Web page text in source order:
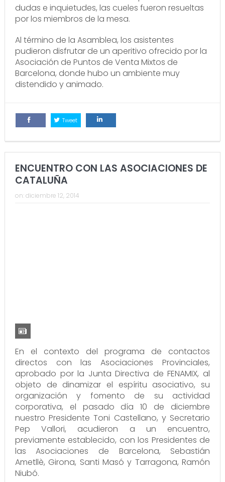
dudas e inquietudes, las cueles fueron resueltas
por los miembros de la mesa.
Al término de la Asamblea, los asistentes
pudieron disfrutar de un aperitivo ofrecido por la
Asociación de Puntos de Venta Mixtos de
Barcelona, donde hubo un ambiente muy
distendido y animado.
Tweet
ENCUENTRO CON LAS ASOCIACIONES DE
CATALUÑA
on: diciembre 12, 2014
En el contexto del programa de contactos
directos con las Asociaciones Provinciales,
aprobado por la Junta Directiva de FENAMIX, al
objeto de dinamizar el espíritu asociativo, su
organización y fomento de su actividad
corporativa, el pasado día 10 de diciembre
nuestro Presidente Toni Castellano, y Secretario
Pep Vallori, acudieron a un encuentro,
previamente establecido, con los Presidentes de
las Asociaciones de Barcelona, Sebastián
Ametllè, Girona, Santi Masó y Tarragona, Ramón
Niubó.